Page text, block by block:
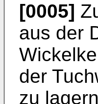
[0005]
aus der
der
zu